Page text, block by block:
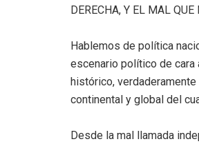
DERECHA, Y EL MAL
Hablemos de política
escenario político de
histórico,
continental y global del
Desde la mal llamada